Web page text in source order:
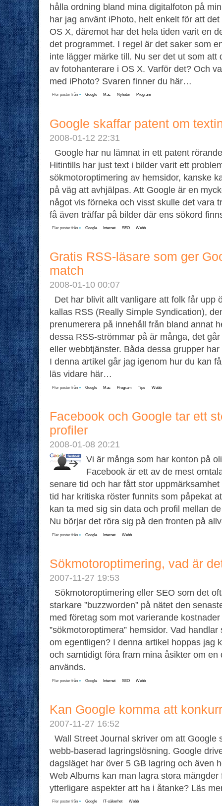
hålla ordning bland mina digitalfoton på
har jag använt iPhoto, helt enkelt för att
OS X, däremot har det hela tiden varit en
det programmet. I regel är det saker som
inte lägger märke till. Nu ser det ut som att
av fotohanterare i OS X. Varför det? Och
med iPhoto? Svaren finner du här…
Fler poster från » Google Mac Nyheter Program
Google skaffar patent om
2008-01-12 22:31
Google har nu lämnat in ett patent
Hitintills har just text i bilder varit ett
sökmotoroptimering av hemsidor, kanske
på väg att avhjälpas. Att Google är en
något vis förneka och visst skulle det vara
få även träffar på bilder där ens sökord
Fler poster från » Google Internet SEO Webb
Gratis RSS-läsare som ger
match
2008-01-10 00:07
Det har blivit allt vanligare att folk får upp
kallas RSS (Really Simple Syndication),
prenumerera på innehåll från bland annat
dessa RSS-strömmar på är många, det
eller webbtjänster. Båda dessa grupper
I denna artikel går jag igenom hur du kan
läs vidare här…
Fler poster från » Google Mac Program Tips Webb
Facebook och Google tar ett
profiler
2008-01-08 20:21
Vi är många som har konton på
Facebook är ett av de mest
senare tid och har fått stor
tid har kritiska röster funnits som påpekat
kan ta med sig sin data och profil mellan
Nu börjar det röra sig på den fronten på
Fler poster från » Google Internet Webb
Sökmotoroptimering, vad är
2007-11-27 19:53
Sökmotoroptimering eller SEO som det
starkare ”buzzworden” på nätet den
med företag som mot varierande
”sökmotoroptimera” hemsidor. Vad
om egentligen? I denna artikel hoppas jag
och samtidigt föra fram mina åsikter om en
används.
Fler poster från » Google Internet SEO Webb
Kan Google komma att
2007-11-27 16:52
Wall Street Journal skriver om att Google
webb-baserad lagringslösning. Google
dagsläget har över 5 GB lagring och även
Web Albums kan man lagra stora
ytterligare aspekter att ha i åtanke? Läs
Fler poster från » Google IT-säkerhet Webb